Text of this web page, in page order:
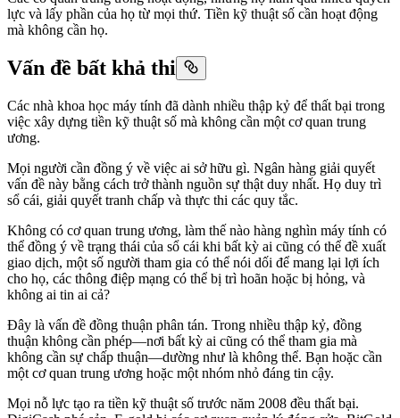
lực và lấy phần của họ từ mọi thứ. Tiền kỹ thuật số cần hoạt động
mà không cần họ.
Vấn đề bất khả thi
Các nhà khoa học máy tính đã dành nhiều thập kỷ để thất bại trong
việc xây dựng tiền kỹ thuật số mà không cần một cơ quan trung
ương.
Mọi người cần đồng ý về việc ai sở hữu gì. Ngân hàng giải quyết
vấn đề này bằng cách trở thành nguồn sự thật duy nhất. Họ duy trì
sổ cái, giải quyết tranh chấp và thực thi các quy tắc.
Không có cơ quan trung ương, làm thế nào hàng nghìn máy tính có
thể đồng ý về trạng thái của sổ cái khi bất kỳ ai cũng có thể đề xuất
giao dịch, một số người tham gia có thể nói dối để mang lại lợi ích
cho họ, các thông điệp mạng có thể bị trì hoãn hoặc bị hỏng, và
không ai tin ai cả?
Đây là vấn đề đồng thuận phân tán. Trong nhiều thập kỷ, đồng
thuận không cần phép—nơi bất kỳ ai cũng có thể tham gia mà
không cần sự chấp thuận—dường như là không thể. Bạn hoặc cần
một cơ quan trung ương hoặc một nhóm nhỏ đáng tin cậy.
Mọi nỗ lực tạo ra tiền kỹ thuật số trước năm 2008 đều thất bại.